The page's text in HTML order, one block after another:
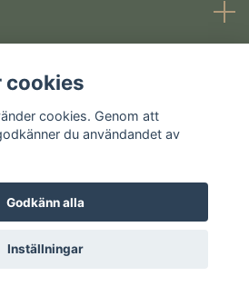
allatidersskebo
cookies
cookies. Genom att
du användandet av
Godkänn alla
Inställningar